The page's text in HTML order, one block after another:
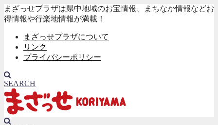
まざっせプラザは県中地域のお宝情報、まちなか情報などお
得情報や行楽地情報が満載！
まざっせプラザについて
リンク
プライバシーポリシー
SEARCH